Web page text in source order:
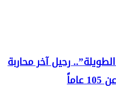
رحيل آخر محاربة